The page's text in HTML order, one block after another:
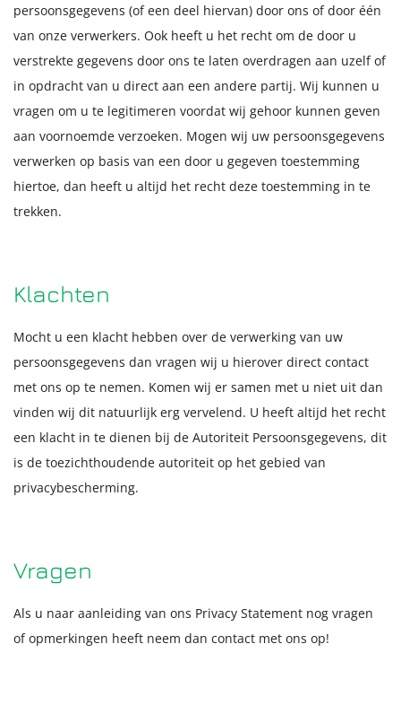
persoonsgegevens (of een deel hiervan) door ons of door één
van onze verwerkers. Ook heeft u het recht om de door u
verstrekte gegevens door ons te laten overdragen aan uzelf of
in opdracht van u direct aan een andere partij. Wij kunnen u
vragen om u te legitimeren voordat wij gehoor kunnen geven
aan voornoemde verzoeken. Mogen wij uw persoonsgegevens
verwerken op basis van een door u gegeven toestemming
hiertoe, dan heeft u altijd het recht deze toestemming in te
trekken.
Klachten
Mocht u een klacht hebben over de verwerking van uw
persoonsgegevens dan vragen wij u hierover direct contact
met ons op te nemen. Komen wij er samen met u niet uit dan
vinden wij dit natuurlijk erg vervelend. U heeft altijd het recht
een klacht in te dienen bij de Autoriteit Persoonsgegevens, dit
is de toezichthoudende autoriteit op het gebied van
privacybescherming.
Vragen
Als u naar aanleiding van ons Privacy Statement nog vragen
of opmerkingen heeft neem dan contact met ons op!